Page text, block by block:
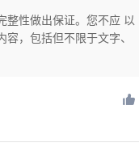
整性做出保证。您不应 以
，包括但不限于文字、